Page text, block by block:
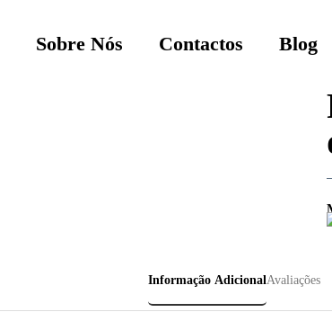
Sobre Nós Contactos Blog
Informação AdicionalAvaliações